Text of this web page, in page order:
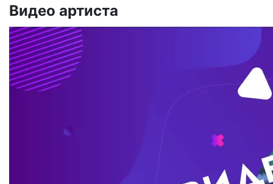
Видео артиста